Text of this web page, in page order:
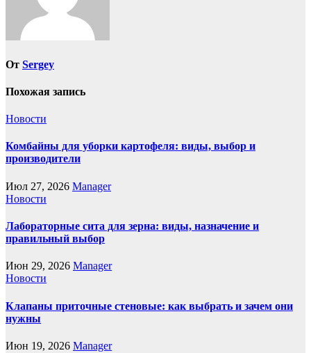
От Sergey
Похожая запись
Новости
Комбайны для уборки картофеля: виды, выбор и
производители
Июл 27, 2026 Manager
Новости
Лабораторные сита для зерна: виды, назначение и
правильный выбор
Июн 29, 2026 Manager
Новости
Клапаны приточные стеновые: как выбрать и зачем они
нужны
Июн 19, 2026 Manager